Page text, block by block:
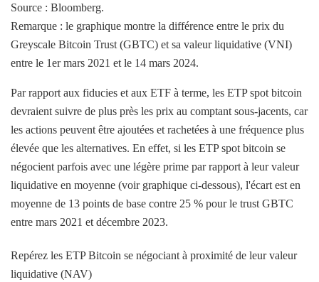
Source : Bloomberg.
Remarque : le graphique montre la différence entre le prix du
Greyscale Bitcoin Trust (GBTC) et sa valeur liquidative (VNI)
entre le 1er mars 2021 et le 14 mars 2024.
Par rapport aux fiducies et aux ETF à terme, les ETP spot bitcoin
devraient suivre de plus près les prix au comptant sous-jacents, car
les actions peuvent être ajoutées et rachetées à une fréquence plus
élevée que les alternatives. En effet, si les ETP spot bitcoin se
négocient parfois avec une légère prime par rapport à leur valeur
liquidative en moyenne (voir graphique ci-dessous), l'écart est en
moyenne de 13 points de base contre 25 % pour le trust GBTC
entre mars 2021 et décembre 2023.
Repérez les ETP Bitcoin se négociant à proximité de leur valeur
liquidative (NAV)